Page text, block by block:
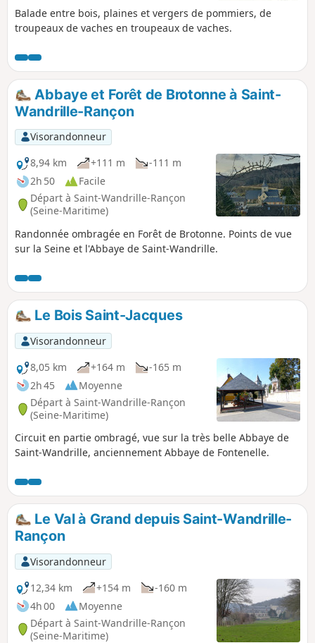
Balade entre bois, plaines et vergers de pommiers, de
troupeaux de vaches en troupeaux de vaches.
Abbaye et Forêt de Brotonne à Saint-
Wandrille-Rançon
Visorandonneur
8,94 km
+111 m
-111 m
2h 50
Facile
Départ à Saint-Wandrille-Rançon
(Seine-Maritime)
Randonnée ombragée en Forêt de Brotonne. Points de vue
sur la Seine et l'Abbaye de Saint-Wandrille.
Le Bois Saint-Jacques
Visorandonneur
8,05 km
+164 m
-165 m
2h 45
Moyenne
Départ à Saint-Wandrille-Rançon
(Seine-Maritime)
Circuit en partie ombragé, vue sur la très belle Abbaye de
Saint-Wandrille, anciennement Abbaye de Fontenelle.
Le Val à Grand depuis Saint-Wandrille-
Rançon
Visorandonneur
12,34 km
+154 m
-160 m
4h 00
Moyenne
Départ à Saint-Wandrille-Rançon
(Seine-Maritime)